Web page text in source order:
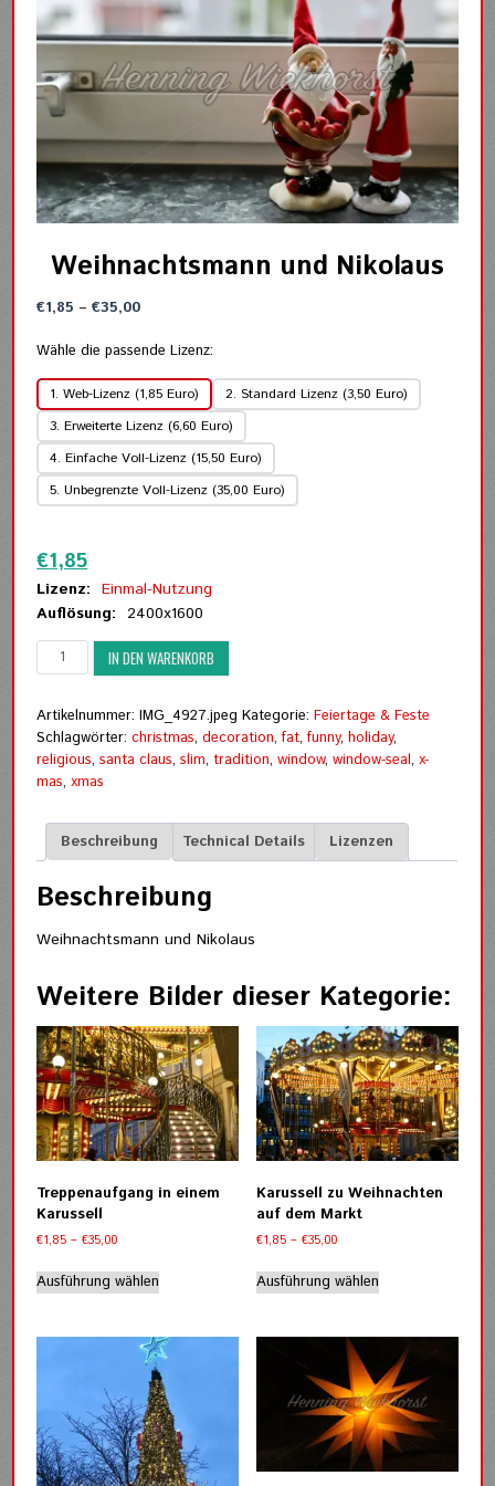
Weihnachtsmann und Nikolaus
€1,85 –€35,00Preisspanne:
bis
€35,00
Wähle die passende Lizenz:
1. Web-Lizenz (1,85 Euro)
2. Standard Lizenz (3,50 Euro)
3. Erweiterte Lizenz (6,60 Euro)
4. Einfache Voll-Lizenz (15,50 Euro)
5. Unbegrenzte Voll-Lizenz (35,00 Euro)
€1,85
Lizenz: Einmal-Nutzung
Auflösung: 2400x1600
Weihnachtsmann
und
Menge
IN DEN WARENKORB
Artikelnummer:IMG_4927.jpeg Kategorie:Feiertage & Feste
Schlagwörter:christmas,decoration,fat,funny,holiday,
religious,santa claus,slim,tradition,window,window-seal,x-
mas,xmas
Beschreibung Technical Details Lizenzen
Beschreibung
Weihnachtsmann und Nikolaus
Weitere Bilder dieser Kategorie:
Treppenaufgang in einem
Karussell
€1,85 –€35,00Preisspanne:
bis
€35,00
Ausführung wählen
mehrere
Varianten
auf.
Die
Optionen
können
auf
Karussell zu Weihnachten
auf dem Markt
€1,85 – €35,00Preisspanne:
bis
€35,00
Ausführung wählenProdukt
mehrere
Varianten
auf.
Die
Optionen
können
auf